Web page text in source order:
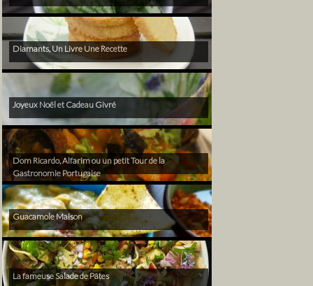
Diamants, Un Livre Une Recette
Joyeux Noël et Cadeau Givré
Dom Ricardo, Alfarim ou un petit Tour de la
Gastronomie Portugaise
Guacamole Maison
La fameuse Salade de Pâtes